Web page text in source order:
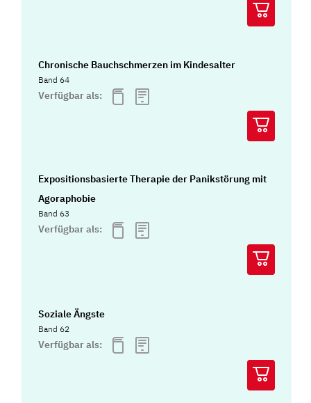
Chronische Bauchschmerzen im Kindesalter
Band 64
Verfügbar als:
Expositionsbasierte Therapie der Panikstörung mit
Agoraphobie
Band 63
Verfügbar als:
Soziale Ängste
Band 62
Verfügbar als: